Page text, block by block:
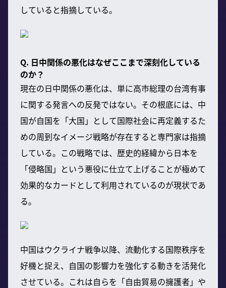
していると指摘している。
Q. 日中関係の悪化はなぜここまで深刻化している
のか？
現在の日中関係の悪化は、単に高市総理の台湾有事
に関する発言への反発ではない。その根底には、中
国が自国を「大国」として国際社会に再定義するた
めの周到なイメージ戦略が存在すると専門家は指摘
している。この戦略では、歴史的経緯から日本を
「侵略国」という悪役に仕立て上げることが極めて
効果的なカードとして利用されているのが現状であ
る。
中国はウクライナ戦争以降、流動化する国際秩序を
好機と捉え、自国の影響力を強化する動きを活発化
させている。これは自らを「自由貿易の擁護者」や